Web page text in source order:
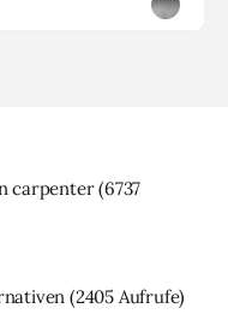
carpenter(6737
(2405 Aufrufe)